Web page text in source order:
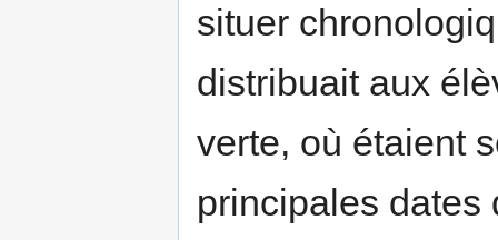
situer
distribuait aux
verte, où étaient
principales dates